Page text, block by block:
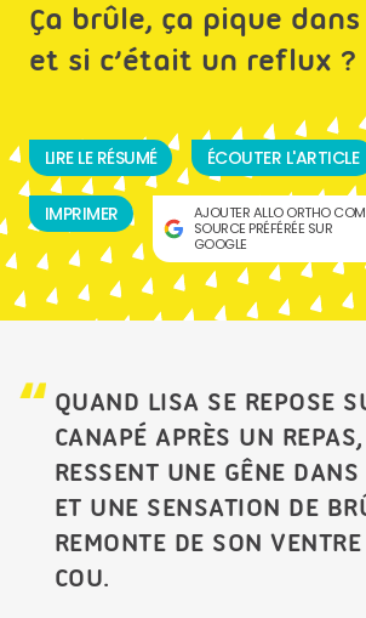
Ça brûle, ça pique
et si c’était un reflux ?
LIRE LE RÉSUMÉ ÉCOUTER L'ARTICLE
IMPRIMER
AJOUTER ALLO ORTHO
SOURCE PRÉFÉRÉE SUR
GOOGLE
QUAND LISA SE REPOSE
CANAPÉ APRÈS UN
RESSENT UNE GÊNE
ET UNE SENSATION DE
REMONTE DE SON
COU.